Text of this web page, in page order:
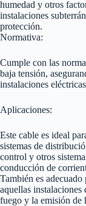
humedad y otros
instalaciones
protección.
Normativa:
Cumple con las
baja tensión,
instalaciones
Aplicaciones:
Este cable es ideal
sistemas de
control y otros
conducción de
También es
aquellas
fuego y la emisión de